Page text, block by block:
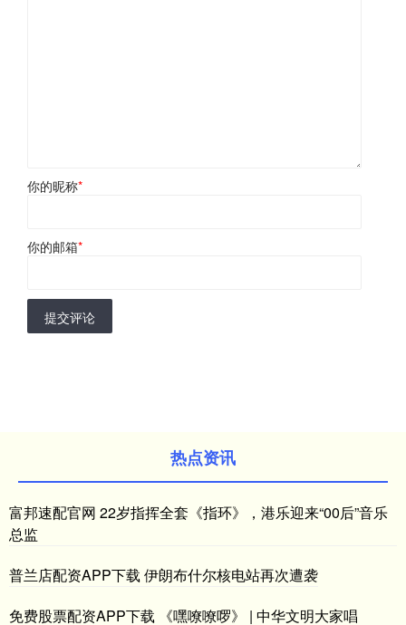
你的昵称*
你的邮箱*
提交评论
热点资讯
富邦速配官网 22岁指挥全套《指环》，港乐迎来“00后”音乐
总监
普兰店配资APP下载 伊朗布什尔核电站再次遭袭
免费股票配资APP下载 《嘿嘹嘹啰》 | 中华文明大家唱